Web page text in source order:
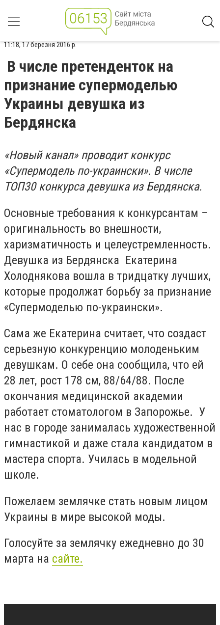
11:18, 17 березня 2016 р.
В числе претенденток на
признание супермоделью
Украины девушка из
Бердянска
«Новый канал» проводит конкурс
«Супермодель по-украински». В числе
ТОП30 конкурса девушка из Бердянска.
Основные требования к конкурсантам –
оригинальность во внешности,
харизматичность и целеустремленность.
Девушка из Бердянска Екатерина
Холоднякова вошла в тридцатку лучших,
которые продолжат борьбу за признание
«Супермоделью по-украински».
Сама же Екатерина считает, что создаст
серьезную конкуренцию молоденьким
девушкам. О себе она сообщила, что ей
28 лет, рост 178 см, 88/64/88. После
окончания медицинской академии
работает стоматологом в Запорожье. У
нас в городе занималась художественной
гимнастикой и даже стала кандидатом в
мастера спорта. Училась в модельной
школе.
Пожелаем землячке стать новым лицом
Украины в мире высокой моды.
Голосуйте за землячку ежедневно до 30
марта на сайте.